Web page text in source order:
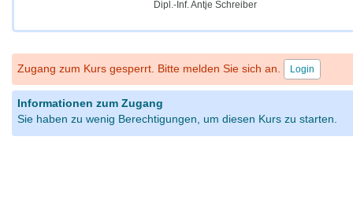
Dipl.-Inf. Antje Schreiber
Zugang zum Kurs gesperrt. Bitte melden Sie sich an. Login
Informationen zum Zugang
Sie haben zu wenig Berechtigungen, um diesen Kurs zu starten.